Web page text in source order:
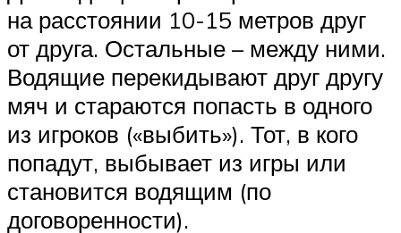
на расстоянии 10-15 метров друг
от друга. Остальные – между ними.
Водящие перекидывают друг другу
мяч и стараются попасть в одного
из игроков («выбить»). Тот, в кого
попадут, выбывает из игры или
становится водящим (по
договоренности).